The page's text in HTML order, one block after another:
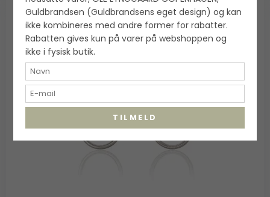
Guldbrandsen (Guldbrandsens eget design) og kan
ikke kombineres med andre former for rabatter.
Rabatten gives kun på varer på webshoppen og
ikke i fysisk butik.
TILMELD